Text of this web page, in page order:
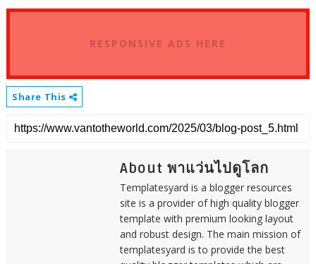
RESPONSIVE ADS HERE
Share This
About พาแว่นไปดูโลก
Templatesyard is a blogger resources
site is a provider of high quality blogger
template with premium looking layout
and robust design. The main mission of
templatesyard is to provide the best